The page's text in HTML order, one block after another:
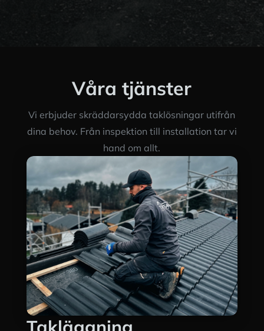
Våra tjänster
Vi erbjuder skräddarsydda taklösningar utifrån
dina behov. Från inspektion till installation tar vi
hand om allt.